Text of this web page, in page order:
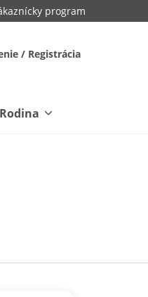
program
/ Registrácia
Rodina